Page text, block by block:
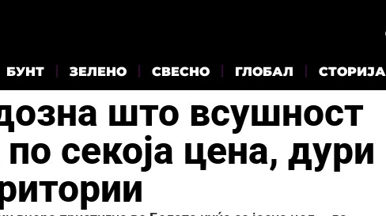
БУНТ ЗЕЛЕНО СВЕСНО ГЛОБАЛ СТОРИЈА
што всушност
секоја цена, дури